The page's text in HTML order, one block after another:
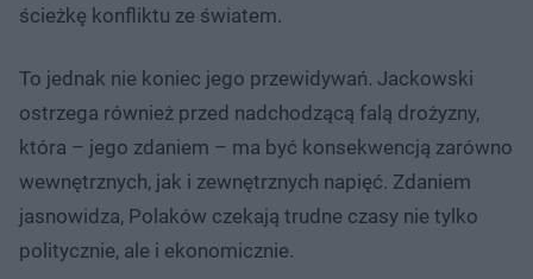
ścieżkę konfliktu ze światem.
To jednak nie koniec jego przewidywań. Jackowski
ostrzega również przed nadchodzącą falą drożyzny,
która – jego zdaniem – ma być konsekwencją zarówno
wewnętrznych, jak i zewnętrznych napięć. Zdaniem
jasnowidza, Polaków czekają trudne czasy nie tylko
politycznie, ale i ekonomicznie.